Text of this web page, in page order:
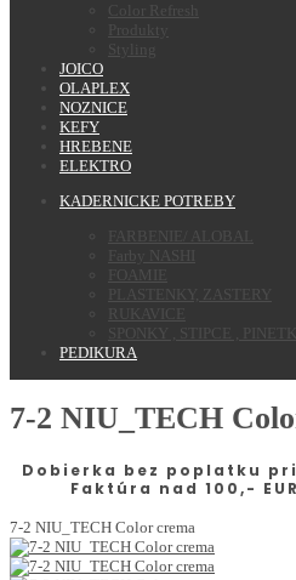
Color Refresh
Produkty
Styling
JOICO
OLAPLEX
NOZNICE
KEFY
HREBENE
ELEKTRO
KADERNICKE POTREBY
FARBENIE/ ALOBAL
Farby NASHI
FOAMIE
PLASTENKY, ZASTERY
RUKAVICE
SPONKY , STIPCE ,
PEDIKURA
7-2 NIU_TECH
Dobierka bez poplatku pri
Faktúra nad 100,-
7-2 NIU_TECH Color crema